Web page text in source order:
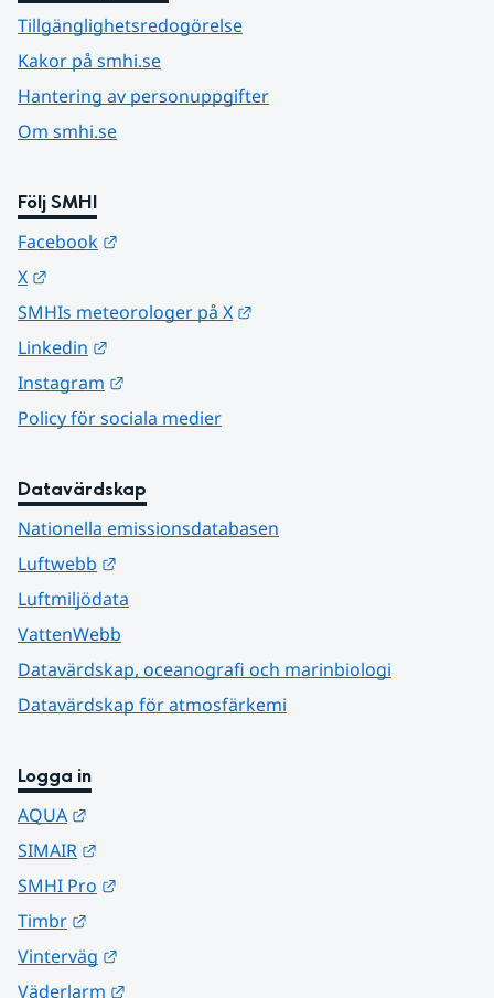
Tillgänglighetsredogörelse
Kakor på smhi.se
Hantering av personuppgifter
Om smhi.se
Följ SMHI
Facebook
X
SMHIs meteorologer på X
Linkedin
Instagram
Policy för sociala medier
Datavärdskap
Nationella emissionsdatabasen
Luftwebb
Luftmiljödata
VattenWebb
Datavärdskap, oceanografi och marinbiologi
Datavärdskap för atmosfärkemi
Logga in
AQUA
SIMAIR
SMHI Pro
Timbr
Vinterväg
Väderlarm